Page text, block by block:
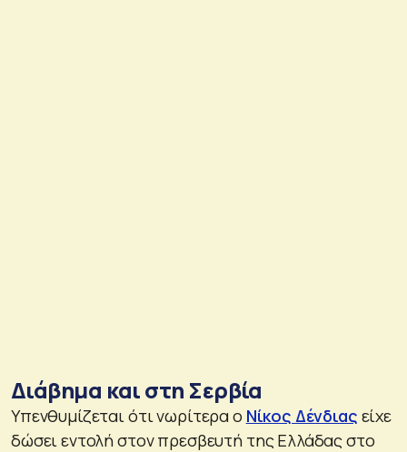
Διάβημα και στη Σερβία
Υπενθυμίζεται ότι νωρίτερα ο Νίκος Δένδιας είχε
δώσει εντολή στον πρεσβευτή της Ελλάδας στο